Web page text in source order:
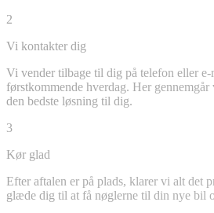
2
Vi kontakter dig
Vi vender tilbage til dig på telefon eller
førstkommende hverdag. Her
den bedste løsning til dig.
3
Kør glad
Efter aftalen er på plads, klarer vi alt det
glæde dig til at få nøglerne til din nye bil